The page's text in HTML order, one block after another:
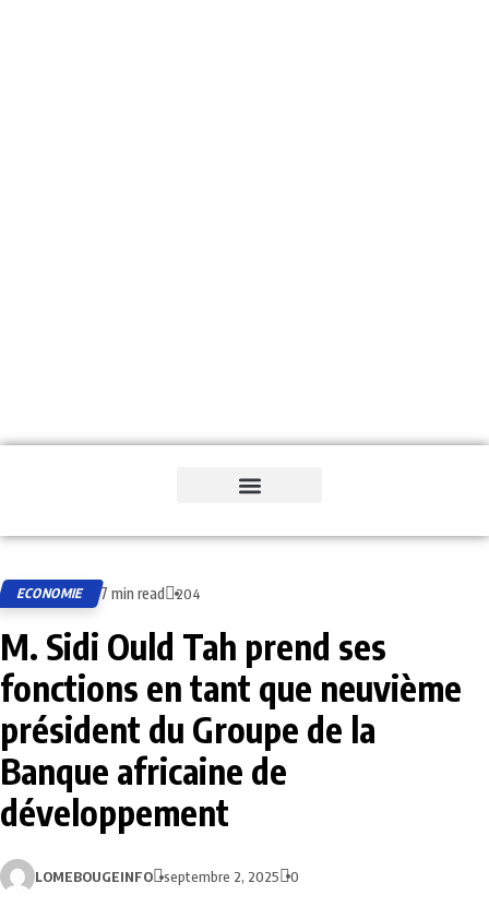
ECONOMIE 7 min read 204
M. Sidi Ould Tah prend ses
fonctions en tant que neuvième
président du Groupe de la
Banque africaine de
développement
LOMEBOUGEINFO septembre 2, 2025 0